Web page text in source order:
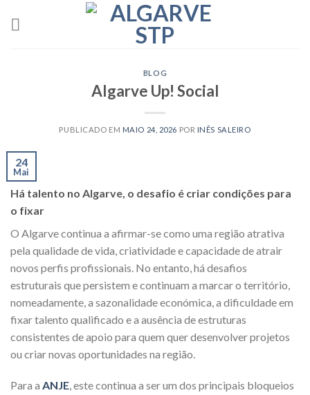
BLOG
Algarve Up! Social
PUBLICADO EM MAIO 24, 2026 POR INÊS SALEIRO
24
Mai
Há talento no Algarve, o desafio é criar condições para
o fixar
O Algarve continua a afirmar-se como uma região atrativa
pela qualidade de vida, criatividade e capacidade de atrair
novos perfis profissionais. No entanto, há desafios
estruturais que persistem e continuam a marcar o território,
nomeadamente, a sazonalidade económica, a dificuldade em
fixar talento qualificado e a ausência de estruturas
consistentes de apoio para quem quer desenvolver projetos
ou criar novas oportunidades na região.
Para a ANJE, este continua a ser um dos principais bloqueios